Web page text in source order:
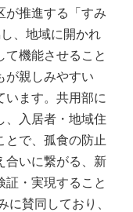
が推進する「すみ
、地域に開かれ
て機能させること
が親しみやすい
います。共用部に
、入居者・地域住
とで、孤食の防止
合いに繋がる、新
証・実現すること
に賛同しており、